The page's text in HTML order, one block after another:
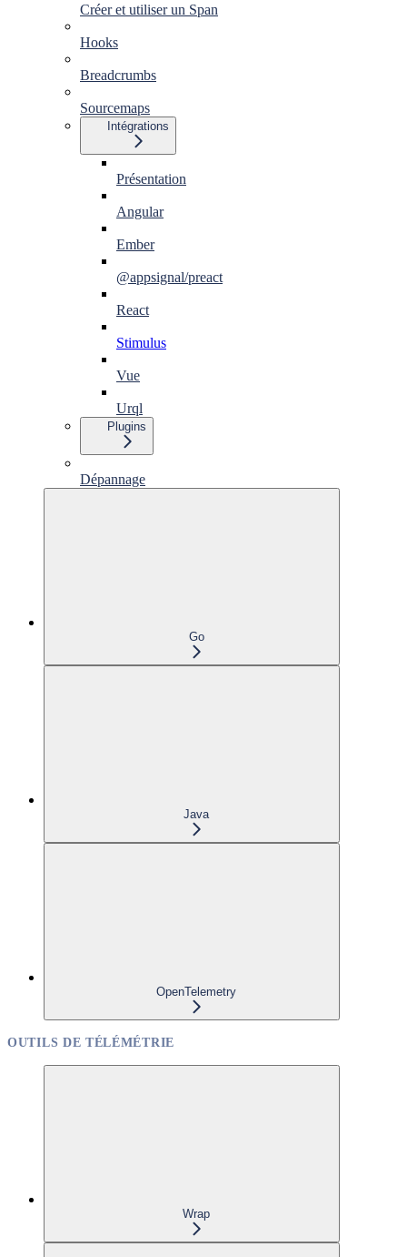
Créer et utiliser un Span
Hooks
Breadcrumbs
Sourcemaps
Intégrations
Présentation
Angular
Ember
@appsignal/preact
React
Stimulus
Vue
Urql
Plugins
Dépannage
Go
Java
OpenTelemetry
OUTILS DE TÉLÉMÉTRIE
Wrap